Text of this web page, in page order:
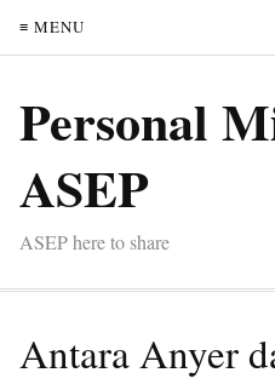
≡ MENU
Personal
ASEP
ASEP here to share
Antara Anyer